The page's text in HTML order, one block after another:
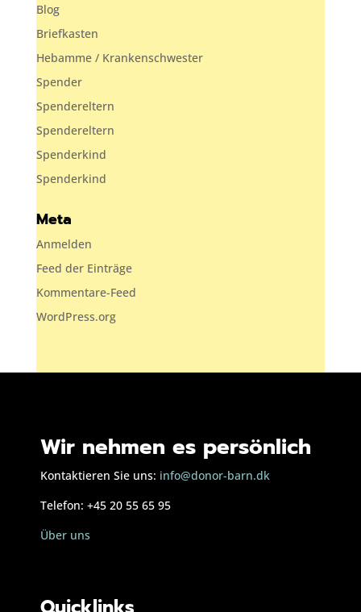
Blog
Briefkasten
Hebamme / Krankenschwester
Spender
Spendereltern
Spendereltern
Spenderkind
Spenderkind
Meta
Anmelden
Feed der Einträge
Kommentare-Feed
WordPress.org
Wir nehmen es persönlich
Kontaktieren Sie uns: info@donor-barn.dk
Telefon: +45 20 55 65 95
Über uns